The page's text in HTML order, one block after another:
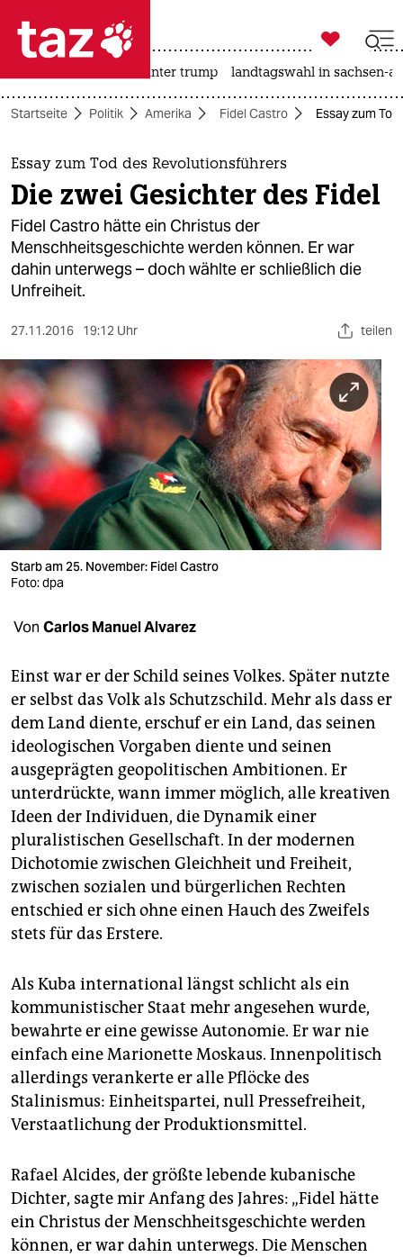
 taz zahl ich
taz zahl ich
themen
politik
öko
gesellschaft
kultur
sport
berlin
nord
wahrheit
verlag
verlag
shop
fragen & hilfe
unterstützen
abo
genossenschaft
epaper login

taz zahl ich
usa unter trump landtagswahl in sachsen-
Startseite Politik Amerika Fidel Castro Essay zum
Essay zum Tod des Revolutionsführers
Die zwei Gesichter des Fidel
Fidel Castro hätte ein Christus der
Menschheitsgeschichte werden können. Er war
dahin unterwegs – doch wählte er schließlich die
Unfreiheit.
27.11.2016 19:12 Uhr teilen
Starb am 25. November: Fidel Castro
Foto: dpa
Von Carlos Manuel Alvarez
Einst war er der Schild seines Volkes. Später nutzte
er selbst das Volk als Schutzschild. Mehr als dass er
dem Land diente, erschuf er ein Land, das seinen
ideologischen Vorgaben diente und seinen
ausgeprägten geopolitischen Ambitionen. Er
unterdrückte, wann immer möglich, alle kreativen
Ideen der Individuen, die Dynamik einer
pluralistischen Gesellschaft. In der modernen
Dichotomie zwischen Gleichheit und Freiheit,
zwischen sozialen und bürgerlichen Rechten
entschied er sich ohne einen Hauch des Zweifels
stets für das Erstere.
Als Kuba international längst schlicht als ein
kommunistischer Staat mehr angesehen wurde,
bewahrte er eine gewisse Autonomie. Er war nie
einfach eine Marionette Moskaus. Innenpolitisch
allerdings verankerte er alle Pflöcke des
Stalinismus: Einheitspartei, null Pressefreiheit,
Verstaatlichung der Produktionsmittel.
Rafael Alcides, der größte lebende kubanische
Dichter, sagte mir Anfang des Jahres: „Fidel hätte
ein Christus der Menschheitsgeschichte werden
können, er war dahin unterwegs. Die Menschen